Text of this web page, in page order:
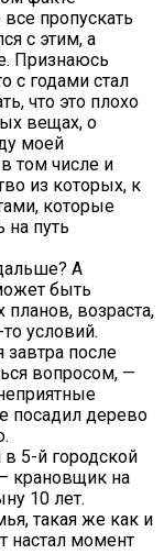
пропускать
с этим, а
Признаюсь
с годами стал
что это плохо
вещах, о
моей
том числе и
из которых, к
которые
на путь
А
быть
планов, возраста,
условий.
после
вопросом, —
посадил дерево
в 5-й городской
крановщик на
10 лет.
такая же как и
настал момент